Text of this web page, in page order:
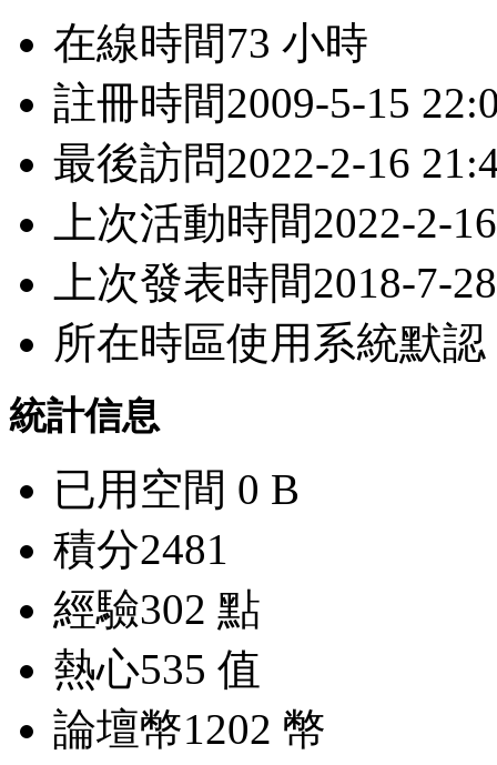
在線時間73 小時
註冊時間2009-5-15
最後訪問2022-2-16
上次活動時間2022-2-
上次發表時間2018-7-
所在時區使用系統默認
統計信息
已用空間 0 B
積分2481
經驗302 點
熱心535 值
論壇幣1202 幣